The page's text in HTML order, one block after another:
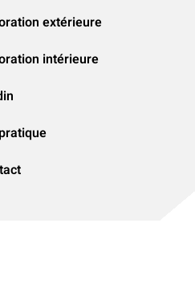
extérieure
intérieure